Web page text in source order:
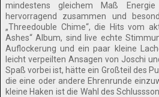
mindestens gleichem Maß
hervorragend zusammen und
„Threedouble Chime“, die Hits vom
Ashes“ Album, sind live echte
Auflockerung und ein paar kleine
leicht verpeilten Ansagen von Joschi
Spaß vorbei ist, hätte ein Großteil des
die eine oder andere Ehrenrunde
kleine Haken ist die Wahl des